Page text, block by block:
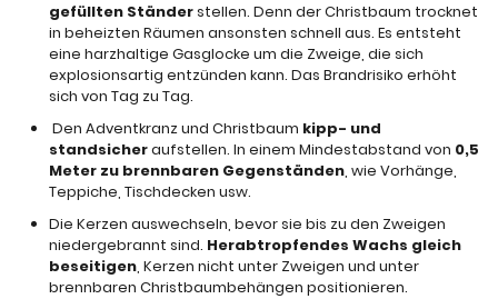
gefüllten Ständerstellen. Denn der Christbaum trocknet
in beheizten Räumen ansonsten schnell aus. Es entsteht
eine harzhaltige Gasglocke um die Zweige, die sich
explosionsartig entzünden kann. Das Brandrisiko erhöht
sich von Tag zu Tag.
Den Adventkranz und Christbaum kipp- und
standsicheraufstellen. In einem Mindestabstand von 0,5
Meter zu brennbaren Gegenständen , wie Vorhänge,
Teppiche, Tischdecken usw.
Die Kerzen auswechseln, bevor sie bis zu den Zweigen
niedergebrannt sind. Herabtropfendes Wachs gleich
beseitigen , Kerzen nicht unter Zweigen und unter
brennbaren Christbaumbehängen positionieren.